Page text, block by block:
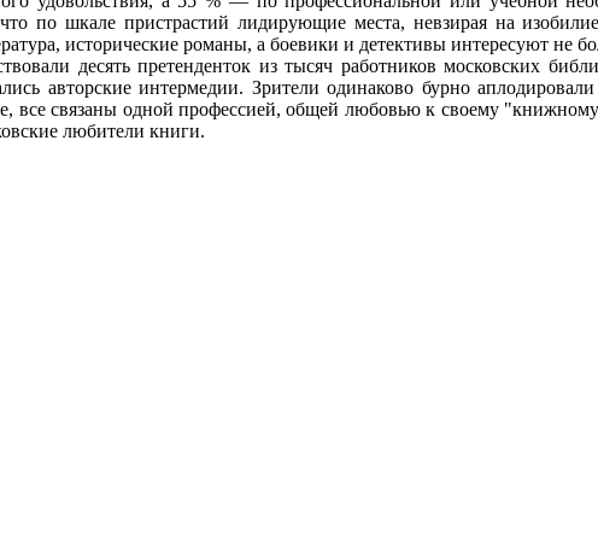
по шкале пристрастий лидирующие места, невзирая на
исторические романы, а боевики и детективы интересуют не
десять претенденток из тысяч работников московских
авторские интермедии. Зрители одинаково бурно
все связаны одной профессией, общей любовью к своему
любители книги.